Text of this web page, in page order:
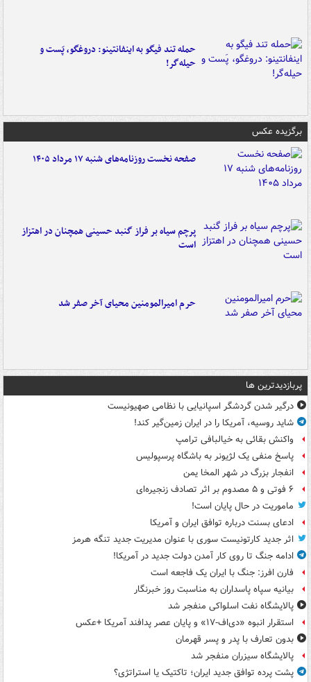
حمله تند فیگو به اینفانتینو: دروغگو، پَست‌ و
حیله‌گر!
برگزیده عکس
صفحه نخست روزنامه‌های شنبه ۱۷ مرداد ۱۴۰۵
پرچم سیاه بر فراز گنبد حسینی همچنان در اهتزاز
است
حرم امیرالمومنین محیای آخر صفر شد
پربازدیدترین ها
درگیر شدن گردشگر اسپانیایی با نظامی صهیونیست
شاید روسیه، آمریکا را در ایران زمین‌گیر کند!
واکنش بقائی به خیالبافی ترامپ
پاسخ منفی یک لژیونر به باشگاه پرسپولیس
انفجار بزرگ در شهر المخا یمن
۶ فوتی و ۵ مصدوم بر اثر تصادف زنجیره‌ای
ماموریت در حال پایان است!
ادعای بسنت درباره توافق ایران و آمریکا
اثر جدید کارتونیست سوری با عنوان مدیریت جدید تنگه هرمز
ادامه جنگ تا روی کار آمدن دولت جدید در آمریکا!
فارن افرز: جنگ با ایران یک فاجعه است
بیانیه سپاه پاسداران به مناسبت روز خبرنگار
پالایشگاه نفت اسلواکی منفجر شد
استقرار انبوه «دی‌اف‑۱۷» و پایان عصر پدافند آمریکا +عکس
بدون تعارف با پدر و پسر قهرمان
پالایشگاه سیزران منفجر شد
پشت پرده توافق جدید ایران؛ تاکتیک یا استراتژی؟